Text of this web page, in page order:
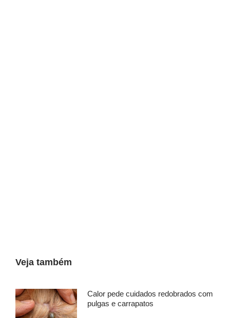
Veja também
Calor pede cuidados redobrados com
pulgas e carrapatos